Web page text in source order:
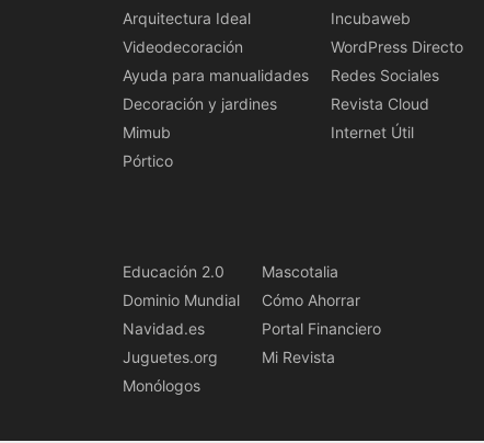
Arquitectura Ideal
Videodecoración
Ayuda para manualidades
Decoración y jardines
Mimub
Pórtico
Incubaweb
WordPress Directo
Redes Sociales
Revista Cloud
Internet Útil
Educación 2.0
Dominio Mundial
Navidad.es
Juguetes.org
Monólogos
Mascotalia
Cómo Ahorrar
Portal Financiero
Mi Revista